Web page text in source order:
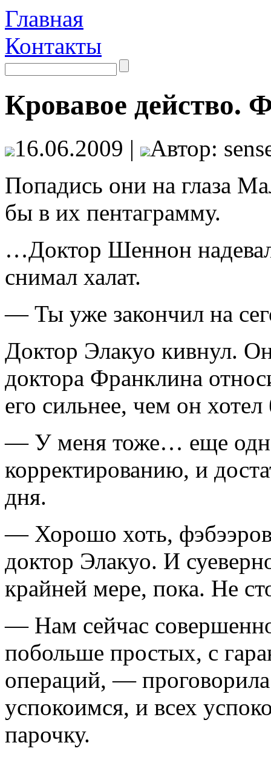
Главная
Контакты
Кровавое действо.
16.06.2009 |
Автор:
Попадись они на глаза
бы в их пентаграмму.
…Доктор Шеннон
снимал халат.
— Ты уже закончил на
Доктор Элакуо кивнул.
доктора Франклина
его сильнее, чем он хотел
— У меня тоже… еще
корректированию, и
дня.
— Хорошо хоть,
доктор Элакуо. И
крайней мере, пока. Не
— Нам сейчас
побольше простых, с
операций, —
успокоимся, и всех
парочку.